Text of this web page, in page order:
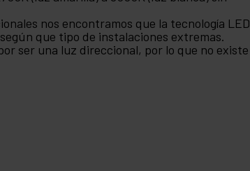
nos encontramos que la tecnología LED
que tipo de instalaciones extremas.
ser una luz direccional, por lo que no existe